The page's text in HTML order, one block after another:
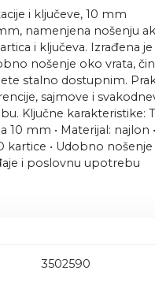
i ključeve, 10 mm
namenjena nošenju
i ključeva. Izrađena
nošenje oko vrata,
stalno dostupnim.
sajmove i
Ključne karakteristike:
10 mm • Materijal: najlon
kartice • Udobno nošenje
i poslovnu upotrebu
3502590